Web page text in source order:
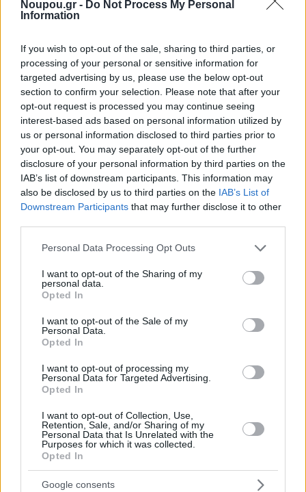
Noupou.gr - Do Not Process My Personal
Information
If you wish to opt-out of the sale, sharing to third parties, or
processing of your personal or sensitive information for
targeted advertising by us, please use the below opt-out
section to confirm your selection. Please note that after your
opt-out request is processed you may continue seeing
interest-based ads based on personal information utilized by
us or personal information disclosed to third parties prior to
your opt-out. You may separately opt-out of the further
disclosure of your personal information by third parties on the
IAB’s list of downstream participants. This information may
also be disclosed by us to third parties on the IAB’s List of
Downstream Participants that may further disclose it to other
Please note that this website/app uses one or more Google
not limited to your visit or usage behaviour. You may click to
grant or deny consent to Google and its third-party tags to
use your data for below specified purposes in below Google
consent section.
Personal Data Processing Opt Outs
I want to opt-out of the Sharing of my
personal data.
Opted In
I want to opt-out of the Sale of my
Personal Data.
Opted In
I want to opt-out of processing my
Personal Data for Targeted Advertising.
Opted In
I want to opt-out of Collection, Use,
Retention, Sale, and/or Sharing of my
Personal Data that Is Unrelated with the
Purposes for which it was collected.
Opted In
Google consents
Summer Guide 2026
Ποιος είναι ο καλύτερος
τρόπος να κρυώσεις το κρασί
σου;
ΔΙΑΒΑΣΤΕ ΑΚΟΜΑ